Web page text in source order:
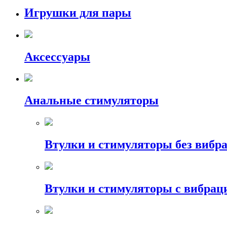
Игрушки для пары
Аксессуары
Анальные стимуляторы
Втулки и стимуляторы без
Втулки и стимуляторы с